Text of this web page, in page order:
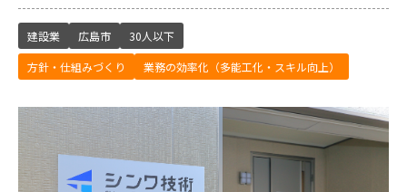
建設業 広島市
30人以下
方針・仕組みづくり
業務の効率化（多能工化・スキル向上）